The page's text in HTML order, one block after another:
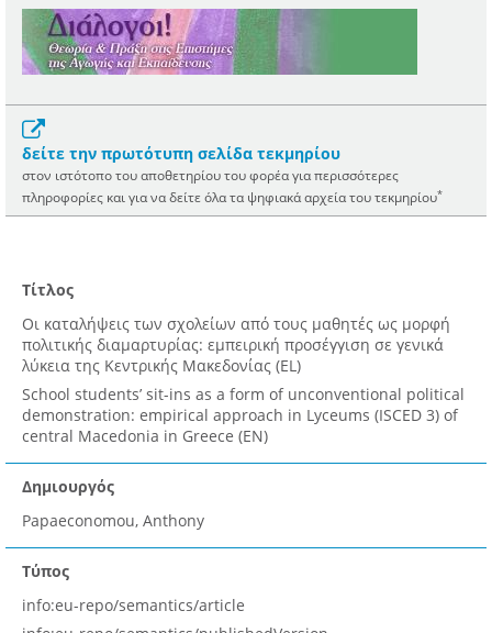
δείτε την πρωτότυπη σελίδα τεκμηρίου
στον ιστότοπο του αποθετηρίου του φορέα για περισσότερες
πληροφορίες και για να δείτε όλα τα ψηφιακά αρχεία του τεκμηρίου*
Τίτλος
Οι καταλήψεις των σχολείων από τους μαθητές ως μορφή
πολιτικής διαμαρτυρίας: εμπειρική προσέγγιση σε γενικά
λύκεια της Κεντρικής Μακεδονίας (EL)
School students’ sit-ins as a form of unconventional political
demonstration: empirical approach in Lyceums (ISCED 3) of
central Macedonia in Greece (EN)
Δημιουργός
Papaeconomou, Anthony
Τύπος
info:eu-repo/semantics/article